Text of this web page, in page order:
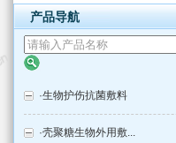
产品导航
·生物护伤抗菌敷料
·壳聚糖生物外用敷...